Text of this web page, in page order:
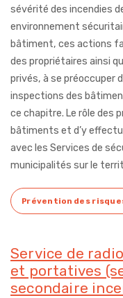
sévérité des incendies
environnement
bâtiment, ces actions
des propriétaires ainsi
privés, à se préoccuper
inspections des
ce chapitre. Le rôle des
bâtiments et d’y
avec les Services de
municipalités sur le
Prévention des
Service de
et portatives
secondaire